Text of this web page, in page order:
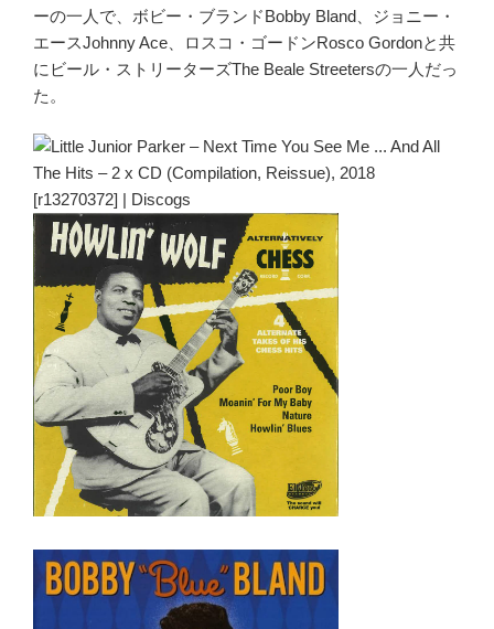
ーの一人で、ボビー・ブランドBobby Bland、ジョニー・
エースJohnny Ace、ロスコ・ゴードンRosco Gordonと共
にビール・ストリーターズThe Beale Streetersの一人だっ
た。